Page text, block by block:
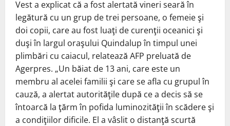
Vest a explicat că a fost alertată vineri seară în
legătură cu un grup de trei persoane, o femeie şi
doi copii, care au fost luaţi de curenţii oceanici şi
duşi în largul oraşului Quindalup în timpul unei
plimbări cu caiacul, relatează AFP preluată de
Agerpres. „Un băiat de 13 ani, care este un
membru al acelei familii şi care se afla cu grupul în
cauză, a alertat autorităţile după ce a decis să se
întoarcă la ţărm în pofida luminozităţii în scădere şi
a condiţiilor dificile. El a vâslit o distanţă scurtă